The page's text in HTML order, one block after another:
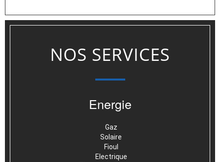
NOS SERVICES
Energie
Gaz
Solaire
Fioul
Electrique